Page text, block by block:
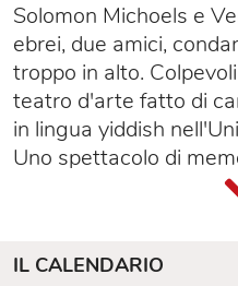
Solomon Michoels e
ebrei, due amici,
troppo in alto.
teatro d'arte fatto di
in lingua yiddish
Uno spettacolo di
raccontare, attraverso
IL CALENDARIO